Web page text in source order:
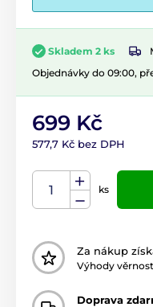
Skladem 2 ks
Objednávky do 09:00,
699 Kč
577,7 Kč bez DPH
ks
Za nákup
Výhody
Doprava